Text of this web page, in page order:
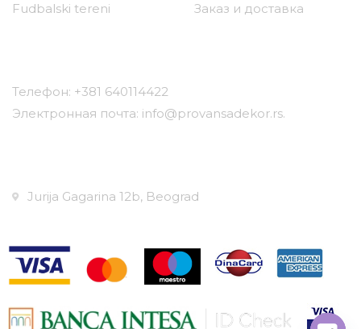
Fudbalski tereni
Заказ и доставка
Телефон: +381 640114422
Электронная почта: info@provansadekor.rs.
Jurija Gagarina 12b, Beograd